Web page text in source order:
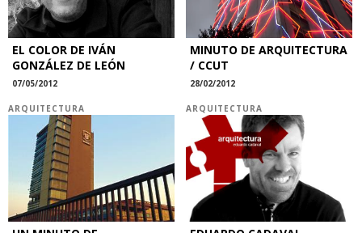
EL COLOR DE IVÁN
GONZÁLEZ DE LEÓN
07/05/2012
MINUTO DE ARQUITECTURA
/ CCUT
28/02/2012
ARQUITECTURA ARQUITECTURA